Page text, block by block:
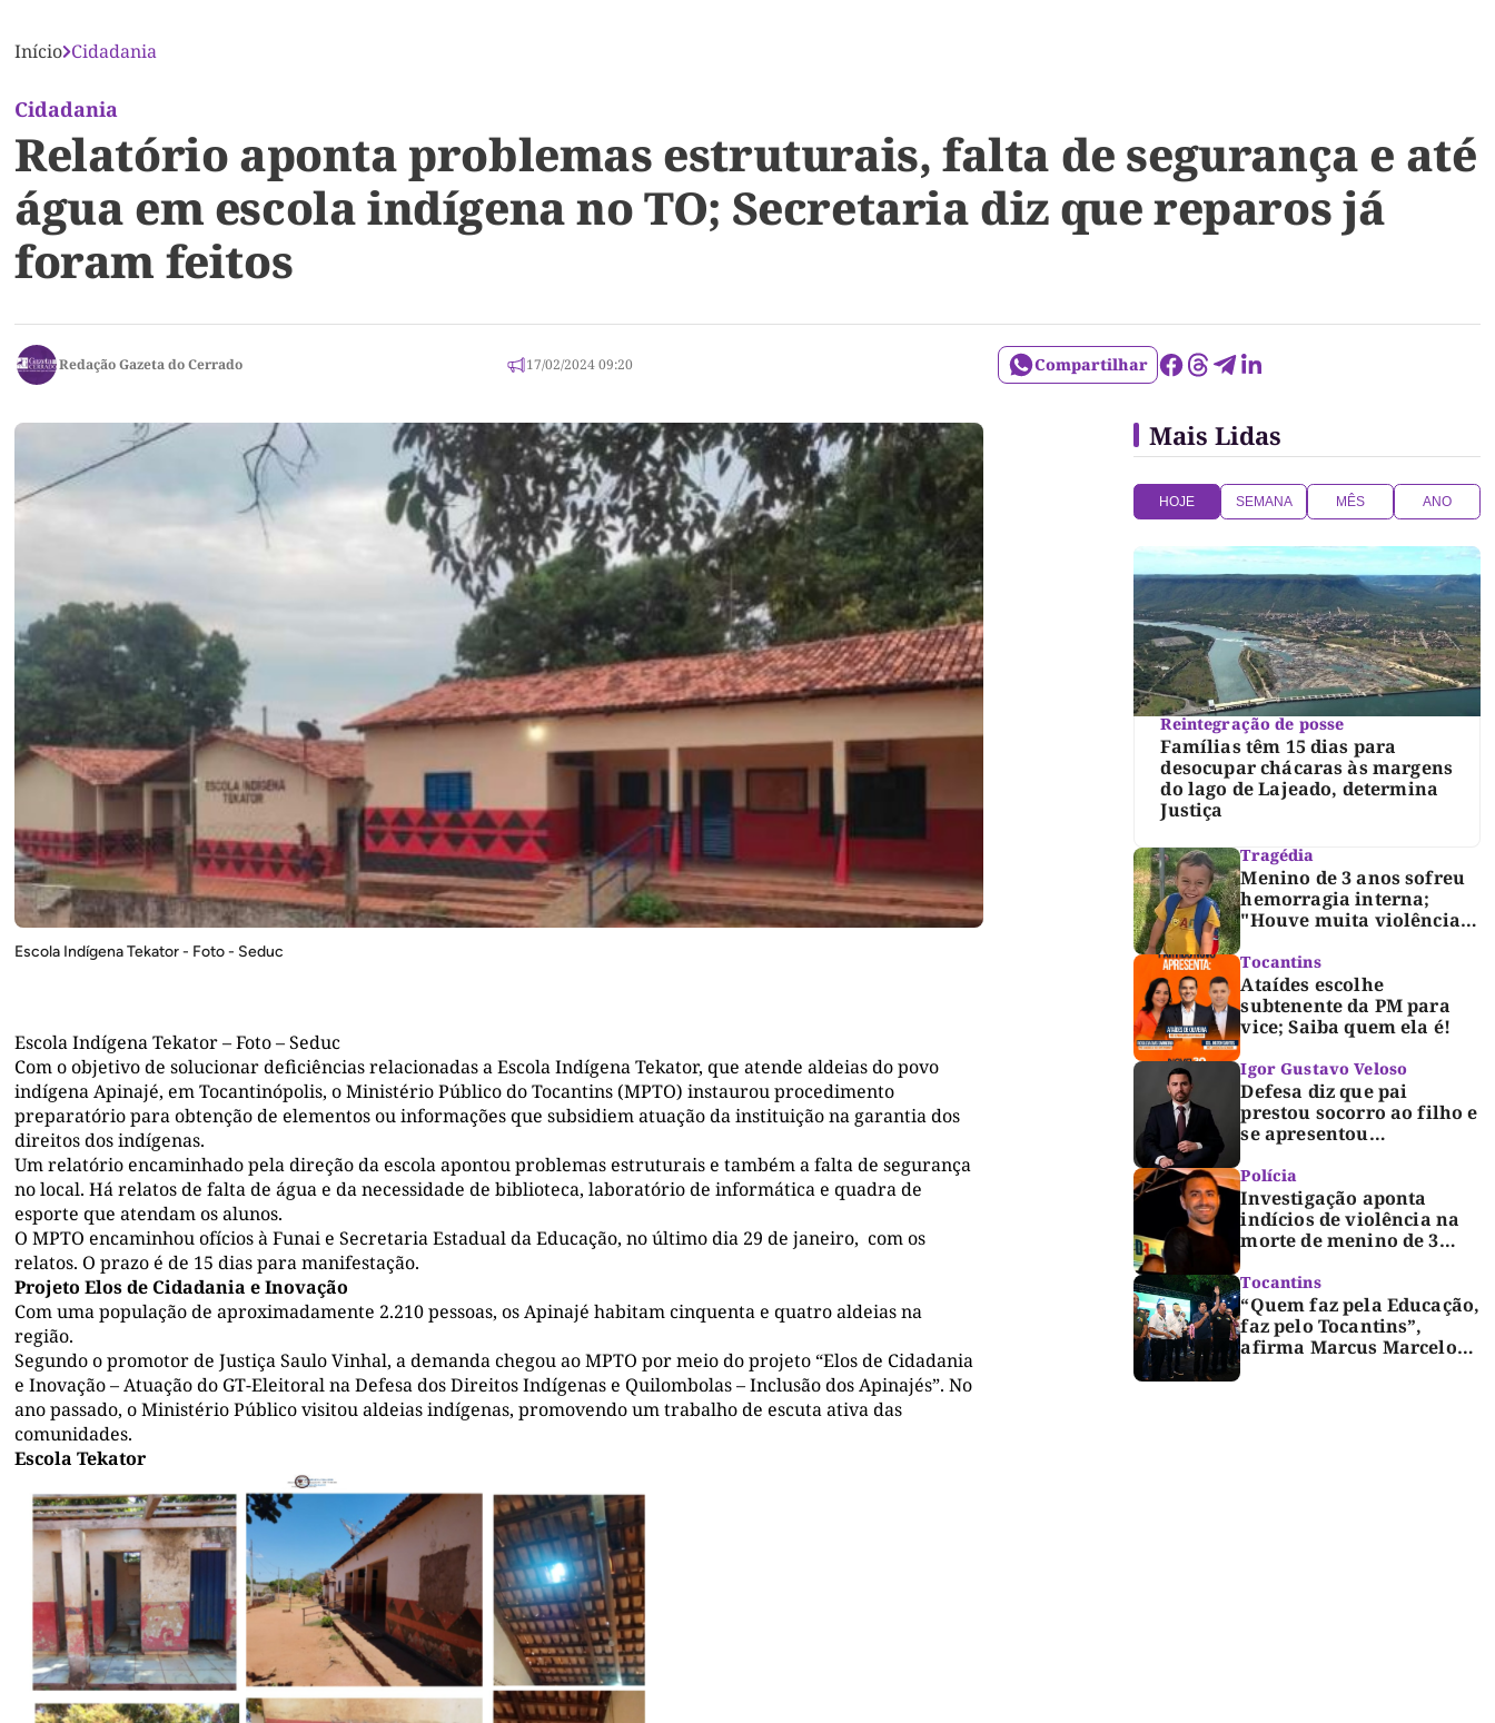
Início Cidadania
Cidadania
Relatório aponta problemas estruturais, falta de segurança e até
água em escola indígena no TO; Secretaria diz que reparos já
foram feitos
Redação Gazeta do Cerrado 17/02/2024 09:20 Compartilhar
Escola Indígena Tekator - Foto - Seduc
Escola Indígena Tekator – Foto – Seduc
Com o objetivo de solucionar deficiências relacionadas a Escola Indígena Tekator, que atende aldeias do povo
indígena Apinajé, em Tocantinópolis, o Ministério Público do Tocantins (MPTO) instaurou procedimento
preparatório para obtenção de elementos ou informações que subsidiem atuação da instituição na garantia dos
direitos dos indígenas.
Um relatório encaminhado pela direção da escola apontou problemas estruturais e também a falta de segurança
no local. Há relatos de falta de água e da necessidade de biblioteca, laboratório de informática e quadra de
esporte que atendam os alunos.
O MPTO encaminhou ofícios à Funai e Secretaria Estadual da Educação, no último dia 29 de janeiro, com os
relatos. O prazo é de 15 dias para manifestação.
Projeto Elos de Cidadania e Inovação
Com uma população de aproximadamente 2.210 pessoas, os Apinajé habitam cinquenta e quatro aldeias na
região.
Segundo o promotor de Justiça Saulo Vinhal, a demanda chegou ao MPTO por meio do projeto “Elos de Cidadania
e Inovação – Atuação do GT-Eleitoral na Defesa dos Direitos Indígenas e Quilombolas – Inclusão dos Apinajés”. No
ano passado, o Ministério Público visitou aldeias indígenas, promovendo um trabalho de escuta ativa das
comunidades.
Escola Tekator
Mais Lidas
HOJE SEMANA MÊS ANO
Reintegração de posse
Famílias têm 15 dias para
desocupar chácaras às margens
do lago de Lajeado, determina
Justiça
Tragédia
Menino de 3 anos sofreu
hemorragia interna;
"Houve muita violência",
Tocantins
Ataídes escolhe
subtenente da PM para
vice; Saiba quem ela é!
Igor Gustavo Veloso
Defesa diz que pai
prestou socorro ao filho e
se apresentou
polícia após morte de
criança de 3 anos
Polícia
Investigação aponta
indícios de violência na
morte de menino de 3
Tocantins
“Quem faz pela Educação,
faz pelo Tocantins”,
afirma Marcus Marcelo